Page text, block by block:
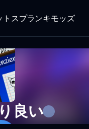
トスプランキモッズ
良い